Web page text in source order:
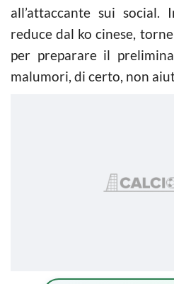
all’attaccante sui
reduce dal ko cinese,
per preparare il
malumori, di certo, non